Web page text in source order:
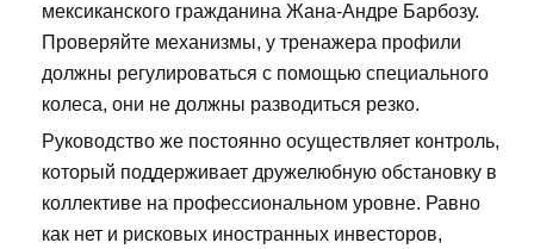
мексиканского гражданина Жана-Андре Барбозу.
Проверяйте механизмы, у тренажера профили
должны регулироваться с помощью специального
колеса, они не должны разводиться резко.
Руководство же постоянно осуществляет контроль,
который поддерживает дружелюбную обстановку в
коллективе на профессиональном уровне. Равно
как нет и рисковых иностранных инвесторов,